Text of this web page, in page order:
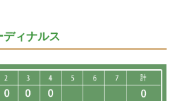
ディナルス